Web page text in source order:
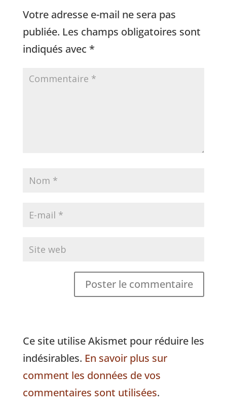
Votre adresse e-mail ne sera pas
publiée. Les champs obligatoires sont
indiqués avec *
Ce site utilise Akismet pour réduire les
indésirables. En savoir plus sur
comment les données de vos
commentaires sont utilisées.